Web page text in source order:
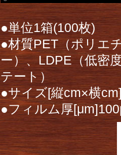
●単位1箱(100枚)
●材質PET（ポリエ
ー）、LDPE（低密
テート）
●サイズ[縦cm×横
●フィルム厚